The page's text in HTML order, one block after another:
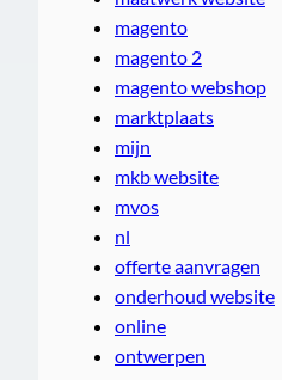
magento
magento 2
magento webshop
marktplaats
mijn
mkb website
mvos
nl
offerte aanvragen
onderhoud website
online
ontwerpen